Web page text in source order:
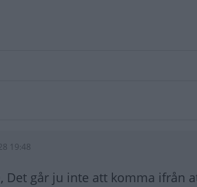
19:48
Det går ju inte att komma ifrån